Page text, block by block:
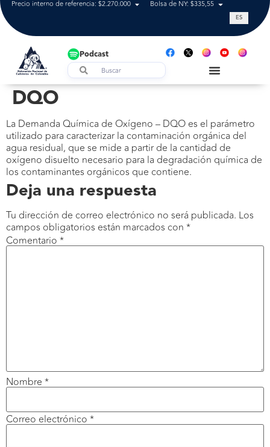
Precio interno de referencia: $2.270.000 Bolsa de NY: $335,55 Tasa de
ES
Podcast
DQO
La Demanda Química de Oxígeno – DQO es el parámetro
utilizado para caracterizar la contaminación orgánica del
agua residual, que se mide a partir de la cantidad de
oxígeno disuelto necesario para la degradación química de
los contaminantes orgánicos que contiene.
Deja una respuesta
Tu dirección de correo electrónico no será publicada. Los
campos obligatorios están marcados con *
Comentario *
Nombre *
Correo electrónico *